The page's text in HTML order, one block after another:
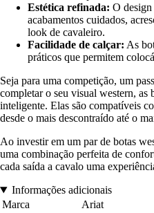
Estética refinada: O design
acabamentos cuidados,
look de cavaleiro.
Facilidade de calçar: As
práticos que permitem
Seja para uma competição, um
completar o seu visual western, as
inteligente. Elas são compatíveis
desde o mais descontraído até o
Ao investir em um par de botas
uma combinação perfeita de
cada saída a cavalo uma
Informações adicionais
Marca
Ariat